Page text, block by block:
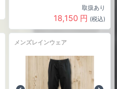
取扱あり
18,150 円 (税込)
メンズレインウェア